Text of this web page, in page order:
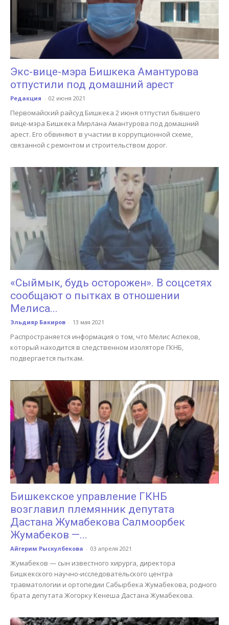
Экс-вице-мэра Бишкека Амантурова
отпустили под домашний арест
Редакция - 02 июня 2021
Первомайский райсуд Бишкека 2 июня отпустил бывшего
вице-мэра Бишкека Мирлана Амантурова под домашний
арест. Его обвиняют в участии в коррупционной схеме,
связанной с ремонтом и строительством дорог.
«Сыймык, будь осторожен». В соцсетях
сообщают о пытках в отношении
Мелиса...
Эльдияр Бакиров - 13 мая 2021
Распространяется информация о том, что Мелис Аспеков,
который находится в следственном изоляторе ГКНБ,
подвергается пыткам.
Бишкекское управление ГКНБ
возглавил племянник депутата
Дастана Жумабекова Салмоорбек
Жумабеков —...
Айгерим Рыскулбекова - 03 апреля 2021
Жумабеков — сын известного хирурга, директора
Бишкекского научно-исследовательского центра
травматологии и ортопедии Сабырбека Жумабекова, родного
брата депутата Жогорку Кенеша Дастана Жумабекова.